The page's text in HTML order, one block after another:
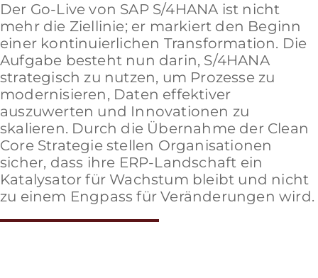
Der Go-Live von SAP S/4HANA ist nicht
mehr die Ziellinie; er markiert den Beginn
einer kontinuierlichen Transformation. Die
Aufgabe besteht nun darin, S/4HANA
strategisch zu nutzen, um Prozesse zu
modernisieren, Daten effektiver
auszuwerten und Innovationen zu
skalieren. Durch die Übernahme der Clean
Core Strategie stellen Organisationen
sicher, dass ihre ERP-Landschaft ein
Katalysator für Wachstum bleibt und nicht
zu einem Engpass für Veränderungen wird.